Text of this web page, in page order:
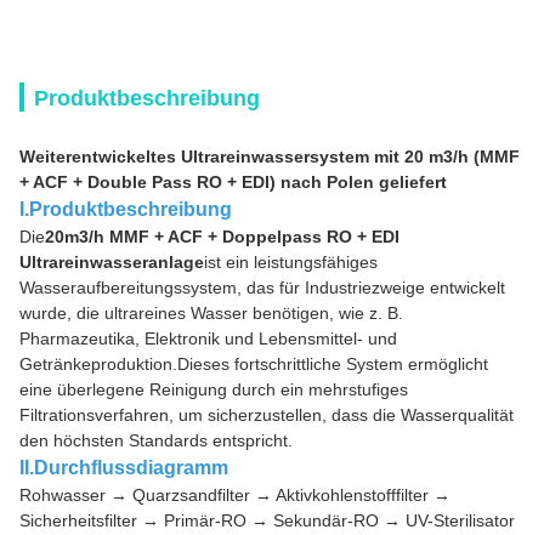
Produktbeschreibung
Weiterentwickeltes Ultrareinwassersystem mit 20 m3/h (MMF
+ ACF + Double Pass RO + EDI) nach Polen geliefert
I.Produktbeschreibung
Die20m3/h MMF + ACF + Doppelpass RO + EDI
Ultrareinwasseranlageist ein leistungsfähiges
Wasseraufbereitungssystem, das für Industriezweige entwickelt
wurde, die ultrareines Wasser benötigen, wie z. B.
Pharmazeutika, Elektronik und Lebensmittel- und
Getränkeproduktion.Dieses fortschrittliche System ermöglicht
eine überlegene Reinigung durch ein mehrstufiges
Filtrationsverfahren, um sicherzustellen, dass die Wasserqualität
den höchsten Standards entspricht.
II.Durchflussdiagramm
Rohwasser → Quarzsandfilter → Aktivkohlenstofffilter →
Sicherheitsfilter → Primär-RO → Sekundär-RO → UV-Sterilisator